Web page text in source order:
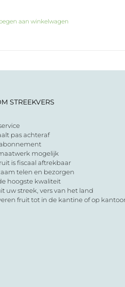
aan winkelwagen
STREEKVERS
pas achteraf
mogelijk
is fiscaal aftrekbaar
telen en bezorgen
hoogste kwaliteit
uw streek, vers van het land
fruit tot in de kantine of op